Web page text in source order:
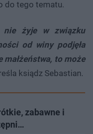
do tego tematu.
nie żyje w związku
od winy podjęła
to może
ksiądz Sebastian.
zabawne i